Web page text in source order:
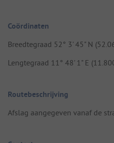
Coördinaten
Breedtegraad 52° 3' 45" N
Lengtegraad 11° 48' 1" E
Routebeschrijving
Afslag aangegeven vanaf de